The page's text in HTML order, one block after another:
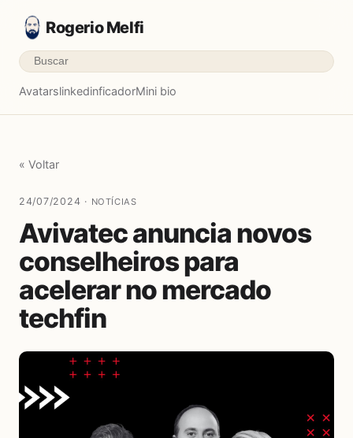
Rogerio Melfi
AvatarslinkedinficadorMini bio
« Voltar
24/07/2024 · NOTÍCIAS
Avivatec anuncia novos
conselheiros para
acelerar no mercado
techfin